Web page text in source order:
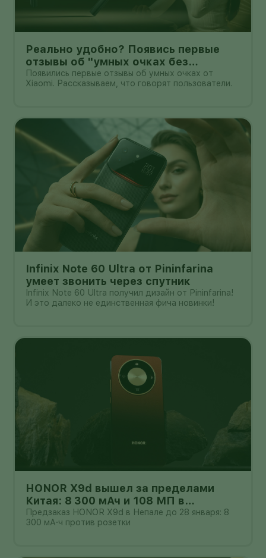
Реально удобно? Появись первые
отзывы об "умных очках без
дисплея" от Xioami
Появились первые отзывы об умных очках от
Xiaomi. Рассказываем, что говорят пользователи.
Infinix Note 60 Ultra от Pininfarina
умеет звонить через спутник
Infinix Note 60 Ultra получил дизайн от Pininfarina!
И это далеко не единственная фича новинки!
HONOR X9d вышел за пределами
Китая: 8 300 мАч и 108 МП в
бюджетном классе
Предзаказ HONOR X9d в Непале до 28 января: 8
300 мА·ч против розетки